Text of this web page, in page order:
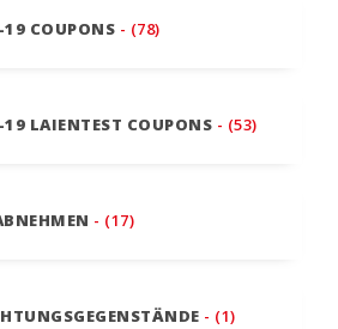
COUPONS - (78)
LAIENTEST COUPONS - (53)
- (17)
- (1)